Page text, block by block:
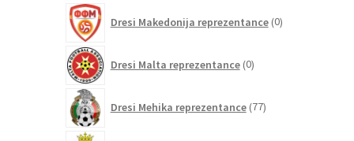
Dresi Makedonija reprezentance 0izdelkov
Dresi Malta reprezentance 0izdelkov
Dresi Mehika reprezentance 77izdelkov